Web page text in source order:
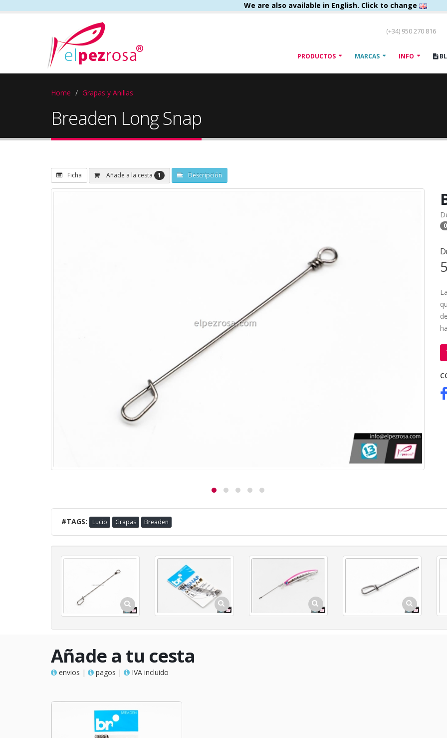
We are also available in English. Click to change
(+34) 950 270 816
PRODUCTOS MARCAS INFO
Home Grapas y Anillas
Breaden Long Snap
Ficha Añade a la cesta 1 Descripción
0
#TAGS: Lucio Grapas Breaden
Añade a tu cesta
envios | pagos | IVA incluido